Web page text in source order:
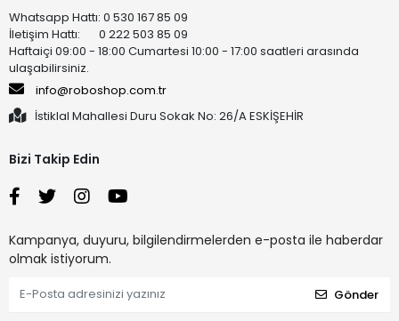
Whatsapp Hattı: 0 530 167 85 09
İletişim Hattı: 0 222 503 85 09
Haftaiçi 09:00 - 18:00 Cumartesi 10:00 - 17:00 saatleri arasında
ulaşabilirsiniz.
info@roboshop.com.tr
İstiklal Mahallesi Duru Sokak No: 26/A ESKİŞEHİR
Bizi Takip Edin
Kampanya, duyuru, bilgilendirmelerden e-posta ile haberdar
olmak istiyorum.
Gönder